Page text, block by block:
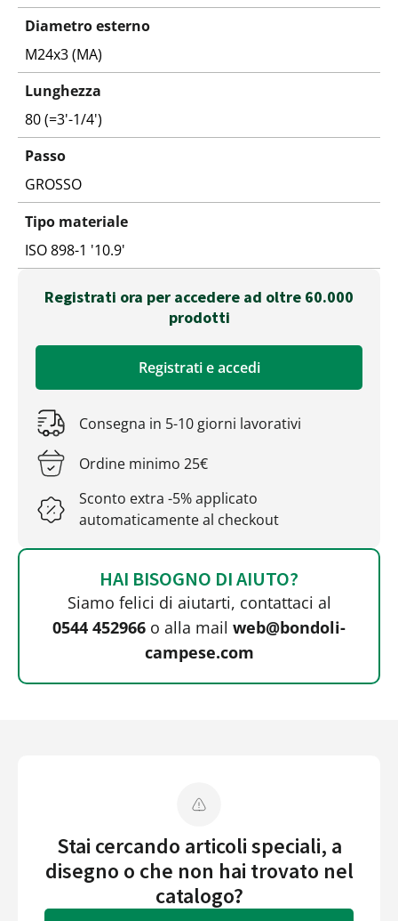
Diametro esterno
M24x3 (MA)
Lunghezza
80 (=3'-1/4')
Passo
GROSSO
Tipo materiale
ISO 898-1 '10.9'
Registrati ora per accedere ad oltre 60.000
prodotti
Registrati e accedi
Consegna in 5-10 giorni lavorativi
Ordine minimo 25€
Sconto extra -5% applicato
automaticamente al checkout
HAI BISOGNO DI AIUTO?
Siamo felici di aiutarti, contattaci al
0544 452966 o alla mail web@bondoli-
campese.com
Stai cercando articoli speciali, a
disegno o che non hai trovato nel
catalogo?